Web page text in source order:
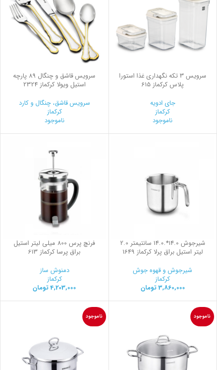
سرويس 3 تكه نگهداری غذا استورا
پلاس کرکماز 615
جای ادویه
کرکماز
ناموجود
سرویس قاشق و چنگال 89 پارچه
استیل ویولا کرکماز 2324
سرویس قاشق، چنگال و کارد
کرکماز
ناموجود
شیرجوش 14.0*.14.0 سانتیمتر 2.0
لیتر استیل براق پرلا کرکماز 1649
شیرجوش و قهوه جوش
کرکماز
3,860,000 تومان
فرنچ پرس 800 میلی لیتر استیل
براق پرسا کرکماز 613
دمنوش ساز
کرکماز
4,203,000 تومان
ناموجود ناموجود